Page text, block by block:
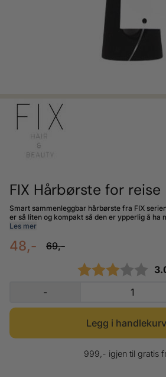
FIX Hårbørste for reise
Smart sammenleggbar hårbørste fra FIX serien
er så liten og kompakt så den er ypperlig å ha
Les mer
48,- 69,-
-
999,- igjen til gratis